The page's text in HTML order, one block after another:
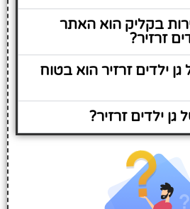
בקליק הוא האתר
זרזיר?
ילדים זרזיר הוא בטוח
ילדים זרזיר?